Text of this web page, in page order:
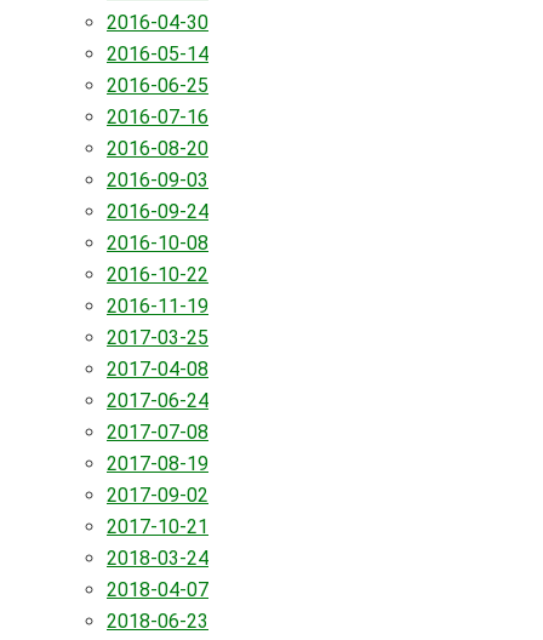
2016-04-30
2016-05-14
2016-06-25
2016-07-16
2016-08-20
2016-09-03
2016-09-24
2016-10-08
2016-10-22
2016-11-19
2017-03-25
2017-04-08
2017-06-24
2017-07-08
2017-08-19
2017-09-02
2017-10-21
2018-03-24
2018-04-07
2018-06-23